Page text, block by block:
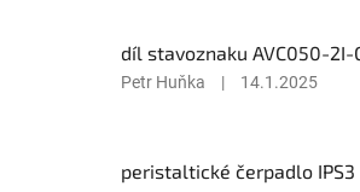
hvězdiček.
díl stavoznaku AVC050-
Hodnocení
z
Petr Huňka | 14.1.2025